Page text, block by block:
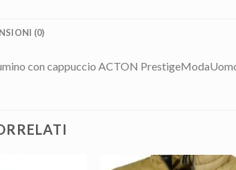
(0)
con cappuccio ACTON